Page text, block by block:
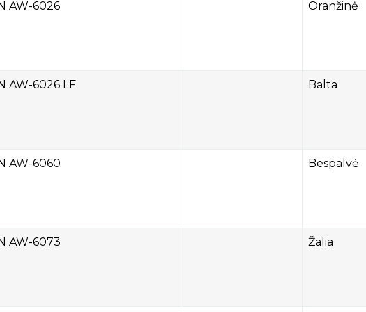
AW-6026 Oranžinė
AW-6026 LF Balta
AW-6060 Bespalvė
AW-6073 Žalia